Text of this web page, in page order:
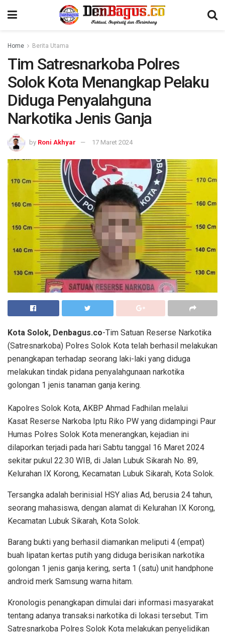
Home Berita Utama
Tim Satresnarkoba Polres
Solok Kota Menangkap Pelaku
Diduga Penyalahguna
Narkotika Jenis Ganja
by Roni Akhyar 17 Maret 2024
Kota Solok, Denbagus.co-Tim Satuan Reserse Narkotika
(Satresnarkoba) Polres Solok Kota telah berhasil melakukan
penangkapan terhadap seorang laki-laki yang diduga
melakukan tindak pidana penyalahgunaan narkotika
golongan 1 jenis tanaman ganja kering.
Kapolres Solok Kota, AKBP Ahmad Fadhilan melalui
Kasat Reserse Narkoba Iptu Riko PW yang didampingi Paur
Humas Polres Solok Kota menerangkan, kejadian ini
dilaporkan terjadi pada hari Sabtu tanggal 16 Maret 2024
sekitar pukul 22.30 WIB, di Jalan Lubuk Sikarah No. 89,
Kelurahan IX Korong, Kecamatan Lubuk Sikarah, Kota Solok.
Tersangka adalah berinisial HSY alias Ad, berusia 24 tahun,
seorang mahasiswa, dengan alamat di Kelurahan IX Korong,
Kecamatan Lubuk Sikarah, Kota Solok.
Barang bukti yang berhasil diamankan meliputi 4 (empat)
buah lipatan kertas putih yang diduga berisikan narkotika
golongan 1 jenis ganja kering, serta 1 (satu) unit handphone
android merk Samsung warna hitam.
Kronologis penangkapan dimulai dari informasi masyarakat
tentang adanya transaksi narkotika di lokasi tersebut. Tim
Satresnarkoba Polres Solok Kota melakukan penyelidikan